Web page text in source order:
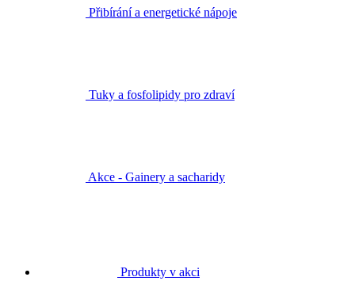
Přibírání a energetické nápoje
Tuky a fosfolipidy pro zdraví
Akce - Gainery a sacharidy
Produkty v akci